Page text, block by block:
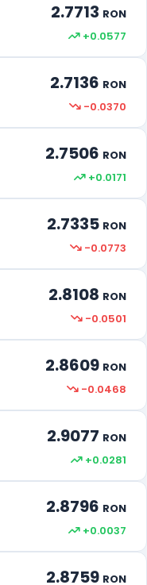
2.7713 RON
+0.0577
2.7136 RON
-0.0370
2.7506 RON
+0.0171
2.7335 RON
-0.0773
2.8108 RON
-0.0501
2.8609 RON
-0.0468
2.9077 RON
+0.0281
2.8796 RON
+0.0037
2.8759 RON